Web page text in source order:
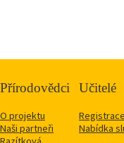
Přírodovědci
O projektu
Naši partneři
Učitelé
Registrace
Nabídka